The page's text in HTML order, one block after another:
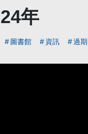
24年
圖書館 資訊 過期